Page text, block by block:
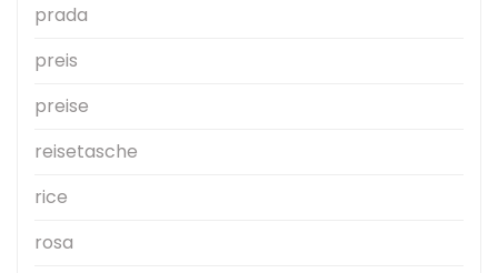
prada
preis
preise
reisetasche
rice
rosa